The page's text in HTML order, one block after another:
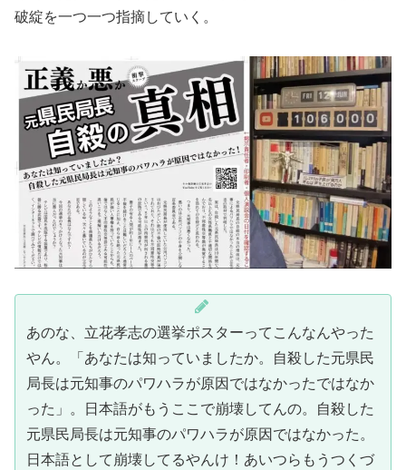
破綻を一つ一つ指摘していく。
あのな、立花孝志の選挙ポスターってこんなんやった
やん。「あなたは知っていましたか。自殺した元県民
局長は元知事のパワハラが原因ではなかったではなか
った」。日本語がもうここで崩壊してんの。自殺した
元県民局長は元知事のパワハラが原因ではなかった。
日本語として崩壊してるやんけ！あいつらもうつくづ